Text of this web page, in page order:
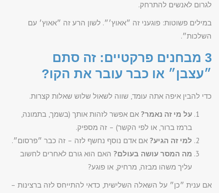
לגרום לאנשים להתרחק.
במילים פשוטות: פוגעני זה ״אאוץ׳״. לשון הרע זה ״אאוץ׳ עם
השלכות״.
3 מבחנים פרקטיים: זה סתם
״עצבן״ או כבר עובר את הקו?
כדי להבין איפה אתה עומד, שווה לשאול שלוש שאלות קצרות.
על מי זה נאמר? אם אפשר לזהות אותך (בשמך, בתמונה,
ברמז ברור, או לפי הקשר) – זה מספיק.
למי זה הגיע? אם אדם נוסף נחשף לזה – זה כבר ״פרסום״.
מה המסר עושה בעולם? האם הוא גורם לאחרים לחשוב
עליך משהו מבזה, מרחיק, או פוגע?
אם ענית ״כן״ על השאלה השלישית, כדאי להתייחס לזה ברצינות –